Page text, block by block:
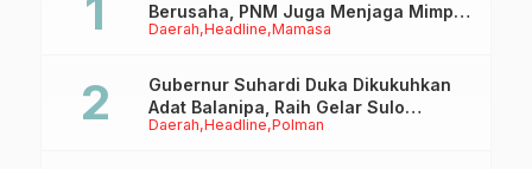
Daerah Headline Mamasa
Berusaha, PNM Juga Menjaga Mimpi
Anaknya Untuk Menggapai Cita-Cita
Daerah Headline Polman
Gubernur Suhardi Duka Dikukuhkan
Adat Balanipa, Raih Gelar Sulo
Tappidena